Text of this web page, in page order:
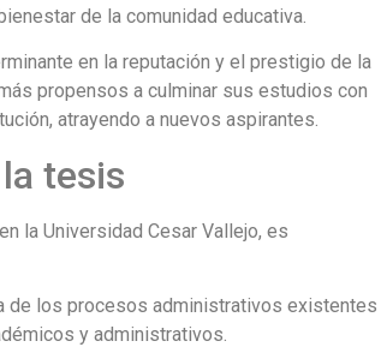
de la comunidad educativa.
en la reputación y el prestigio de la
propensos a culminar sus estudios con
atrayendo a nuevos aspirantes.
tesis
la Universidad Cesar Vallejo, es
de los procesos administrativos existentes
y administrativos.